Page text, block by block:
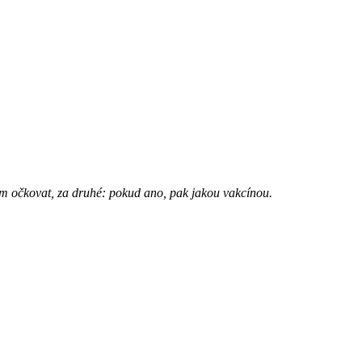
očkovat, za druhé: pokud ano, pak jakou vakcínou.